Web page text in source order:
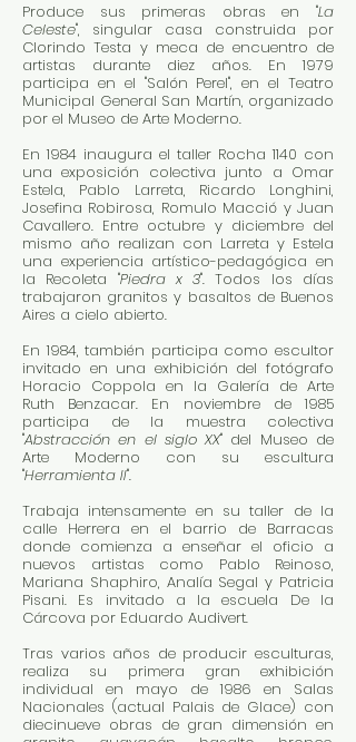
Produce sus primeras obras en "La
Celeste", singular casa construida por
Clorindo Testa y meca de encuentro de
artistas durante diez años. En 1979
participa en el "Salón Perel", en el Teatro
Municipal General San Martín, organizado
por el Museo de Arte Moderno.
En 1984 inaugura el taller Rocha 1140 con
una exposición colectiva junto a Omar
Estela, Pablo Larreta, Ricardo Longhini,
Josefina Robirosa, Romulo Macció y Juan
Cavallero. Entre octubre y diciembre del
mismo año realizan con Larreta y Estela
una experiencia artístico-pedagógica en
la Recoleta "Piedra x 3". Todos los días
trabajaron granitos y basaltos de Buenos
Aires a cielo abierto.
En 1984, también participa como escultor
invitado en una exhibición del fotógrafo
Horacio Coppola en la Galería de Arte
Ruth Benzacar. En noviembre de 1985
participa de la muestra colectiva
"Abstracción en el siglo XX" del Museo de
Arte Moderno con su escultura
"Herramienta II".
Trabaja intensamente en su taller de la
calle Herrera en el barrio de Barracas
donde comienza a enseñar el oficio a
nuevos artistas como Pablo Reinoso,
Mariana Shaphiro, Analía Segal y Patricia
Pisani. Es invitado a la escuela De la
Cárcova por Eduardo Audivert.
Tras varios años de producir esculturas,
realiza su primera gran exhibición
individual en mayo de 1986 en Salas
Nacionales (actual Palais de Glace) con
diecinueve obras de gran dimensión en